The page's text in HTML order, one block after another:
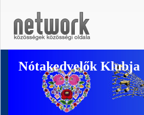
Nótakedvelők Klubja